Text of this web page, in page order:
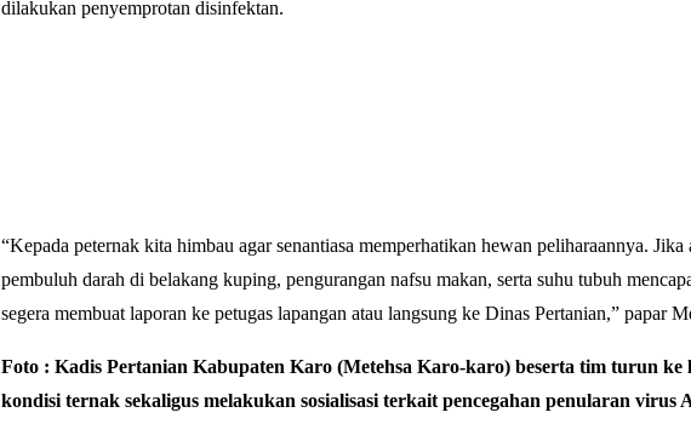
dilakukan penyemprotan disinfektan.
“Kepada peternak kita himbau agar senantiasa memperhatikan hewan peliharaannya. Jika
pembuluh darah di belakang kuping, pengurangan nafsu makan, serta suhu tubuh
segera membuat laporan ke petugas lapangan atau langsung ke Dinas Pertanian,” papar
Foto : Kadis Pertanian Kabupaten Karo (Metehsa Karo-karo) beserta tim turun ke
kondisi ternak sekaligus melakukan sosialisasi terkait pencegahan penularan virus